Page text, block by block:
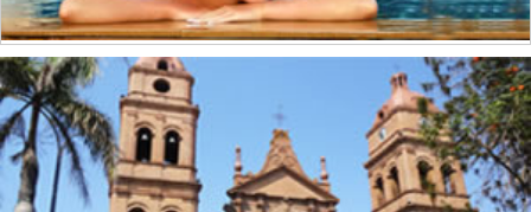
Elaboración de alimentos(22)
Elaboración de alimentos para animales
Electricidad (10)
Envasado y conservación de frutas(1)
Envasado y conservación de legumbres(8)